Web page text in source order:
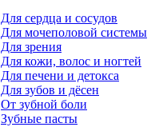
Для сердца и сосудов
Для мочеполовой системы
Для зрения
Для кожи, волос и ногтей
Для печени и детокса
Для зубов и дёсен
От зубной боли
Зубные пасты